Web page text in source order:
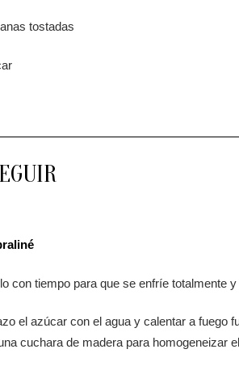
tostadas
con tiempo para que se enfríe totalmente
el azúcar con el agua y calentar a fuego
cuchara de madera para homogeneizar